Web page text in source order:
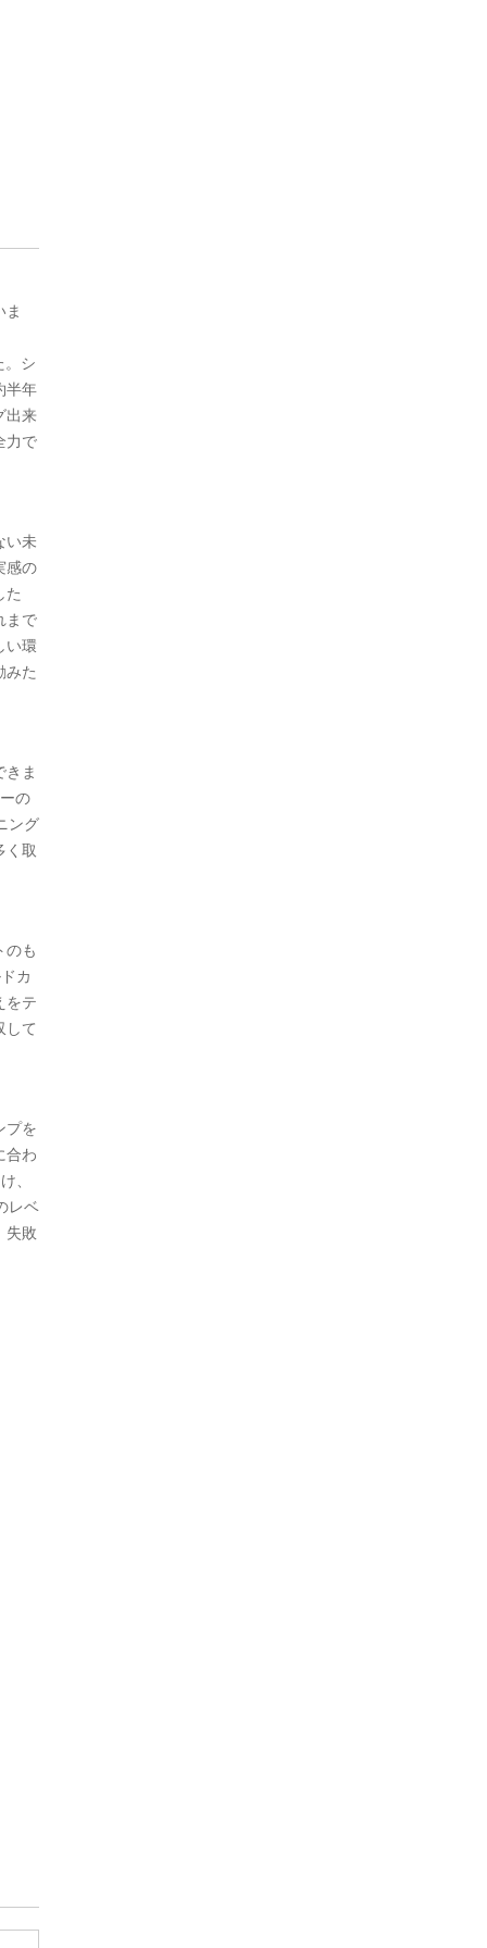
。シ
半年
出来
力で
い未
感の
た
まで
い環
みた
ま
の
ング
く取
のも
カ
をテ
して
プを
合わ
、
レベ
失敗